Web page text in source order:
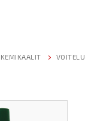
KEMIKAALIT VOITELU